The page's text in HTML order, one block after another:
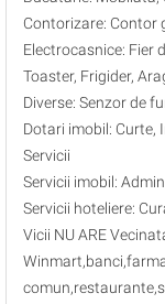
Contorizare: Contor
Electrocasnice: Fier
Toaster, Frigider,
Diverse: Senzor de
Dotari imobil: Curte,
Servicii
Servicii imobil:
Servicii hoteliere:
Vicii NU ARE